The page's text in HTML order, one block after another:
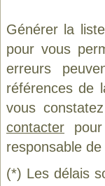
Générer la
pour vous
erreurs
références de
vous
contacter
responsable
(*) Les délais